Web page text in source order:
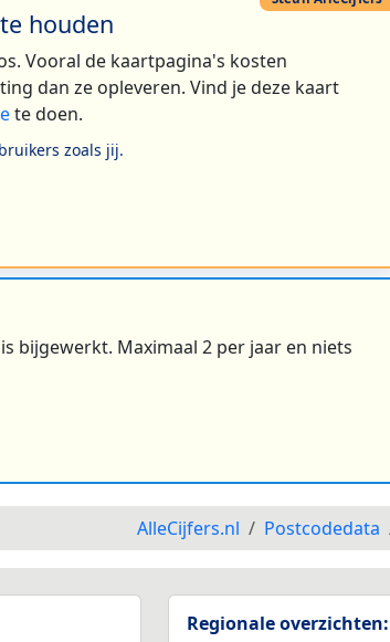
houden
Vooral de kaartpagina's kosten
dan ze opleveren. Vind je deze kaart
te doen.
zoals jij.
bijgewerkt. Maximaal 2 per jaar en niets
AlleCijfers.nl Postcodedata
Regionale overzichten: